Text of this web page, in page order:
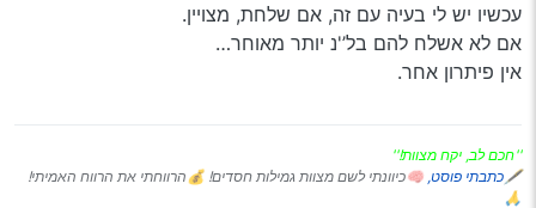
עכשיו יש לי בעיה עם זה, אם שלחת, מצויין.
אם לא אשלח להם בל’'נ יותר מאוחר…
אין פיתרון אחר.
''חכם לב, יקח מצוות!''
🖋 כתבתי פוסט, 🧠כיוונתי לשם מצוות גמילות חסדים! 💰הרווחתי את הרווח האמיתי!
🙏